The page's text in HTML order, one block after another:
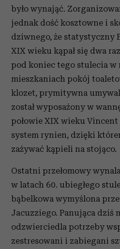
było wynająć.
jednak dość kosztowne i
dziwnego, że statystyczny
XIX wieku kąpał się dwa
pod koniec tego stulecia w
mieszkaniach pokój
klozet, prymitywna
został wyposażony w
połowie XIX wieku Vincent
system rynien, dzięki
zażywać kąpieli na stojąco.
Ostatni przełomowy
w latach 60. ubiegłego
bąbelkowa wymyślona
Jacuzziego. Panująca dziś
odzwierciedla potrzeby
zestresowani i zabiegani